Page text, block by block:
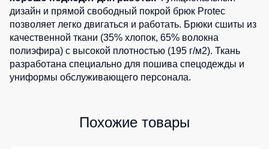
батники
Детские
батники
дизайн и прямой свободный покрой брюк Protec
позволяет легко двигаться и работать. Брюки сшиты из
качественной ткани (35% хлопок, 65% волокна
полиэфира) с высокой плотностью (195 г/м2). Ткань
разработана специально для пошива спецодежды и
униформы обслуживающего персонала.
Похожие товары